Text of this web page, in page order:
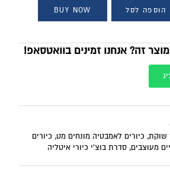
הוספה לסל BUY NOW
זה? אנחנו זמינים בוואטסאפ!
שוקת, כיורים לאמבטיה מונחים מט, כיורים
מעוצבים,סדרת בוצ'י כיורי איטליה